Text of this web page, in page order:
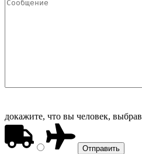
докажите, что вы человек, выбрав